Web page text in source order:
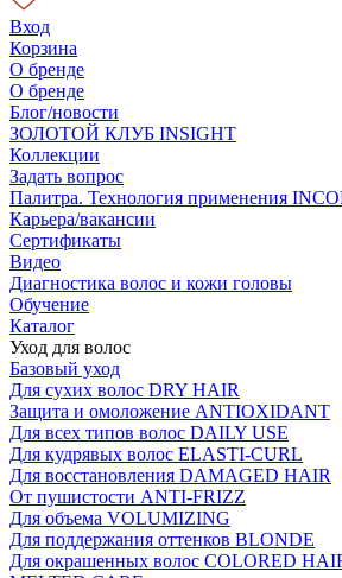
Вход
Корзина
О бренде
О бренде
Блог/новости
ЗОЛОТОЙ КЛУБ INSIGHT
Коллекции
Задать вопрос
Палитра. Технология применения
Карьера/вакансии
Сертификаты
Видео
Диагностика волос и кожи головы
Обучение
Каталог
Уход для волос
Базовый уход
Для сухих волос DRY HAIR
Защита и омоложение ANTIOXIDANT
Для всех типов волос DAILY USE
Для кудрявых волос ELASTI-CURL
Для восстановления DAMAGED HAIR
От пушистости ANTI-FRIZZ
Для объема VOLUMIZING
Для поддержания оттенков BLONDE
Для окрашенных волос COLORED